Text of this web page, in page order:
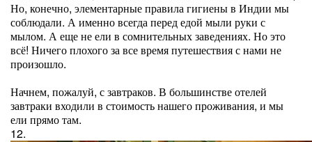
Но, конечно, элементарные правила гигиены в Индии мы
соблюдали. А именно всегда перед едой мыли руки с
мылом. А еще не ели в сомнительных заведениях. Но это
всё! Ничего плохого за все время путешествия с нами не
произошло.
Начнем, пожалуй, с завтраков. В большинстве отелей
завтраки входили в стоимость нашего проживания, и мы
ели прямо там.
12.